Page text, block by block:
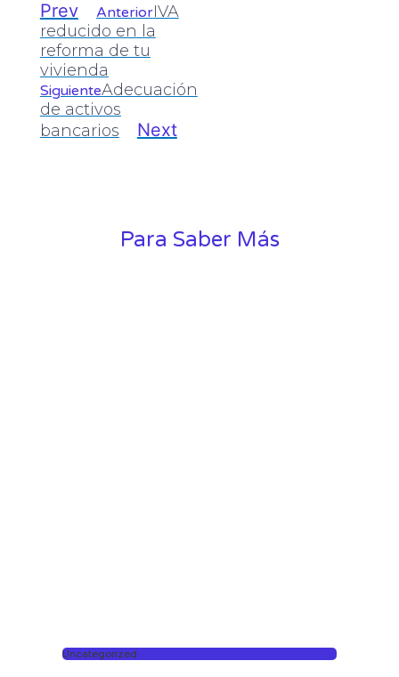
Prev AnteriorIVA
reducido en la
reforma de tu
vivienda
SiguienteAdecuación
de activos
bancarios
Next
Para Saber Más
Uncategorized